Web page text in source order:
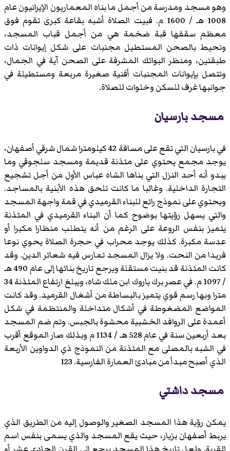
وهو مسجد ومدرسة من أجمل ما بناه المعماريون الإيرانيون عام
1008 هـ / 1600 م. فبيت الصلاة أشبه بقاعة كبرى تقوم فوق
معظم سقفها قبة ضخمة هي من أجمل قباب المسجد،
وتحيط بالصحن المستطيل مجنبات على شكل إيوانات ذات
طبقتين، ومنظر البوائك المشرفة على الصحن آية في الجمال،
وتتصل بإيوانات المجنبات أفنية صغيرة مربعة ومستطيلة في
جوانبها غرف للسكن وخلوات للصلاة.
مسجد بارسيان
في بارسيان التي تقع على مسافة 42 كيلومترا شمال شرقي أصفهان،
يوجد مجمع يحتوي على مئذنة قديمة ومسجد سلجوقي وما
يبدو أنه أحد النزل التي بناها الشاه عباس الأول من أجل تشجيع
التجارة الداخلية. وغالبا ما كانت تلحق هذه الأبنية بالمساجد.
ويحتوي على نموذج رائع للبناء القرميدي في قمة واجهة المسجد
والتي يسهل رؤيتها بوضوح كما أن البناء القرميدي في المئذنة
يتميز بنفس الروعة على الرغم من أنه يتطلب منظارا مكبرا أو
عدسة مكبرة. كذلك يوجد محراب في حجرة الصلاة يحوي نوعا
فريدا من النحت. ولا يزال المسجد تمارس فيه شعائر الدين. وقد
كانت المئذنة قد بنيت مستقلة ويرجع تاريخ بنائها إلى عام 490 هـ
/ 1097 م. في عصر برك ياروك ابن ملك شاه، ويبلغ ارتفاع المئذنة 34
مترا وبها رسم قوي يتميز بالبساطة من أشغال القرميد. وقد كانت
المواضع المضغوطة في أشكال متداخلة والمنتظمة في شكل
أعمدة على الروافد الخشبية محشوة بالجبس. وتم ضم المسجد
بعد أربعين سنة في عام 528 هـ / 1134 م وبذلك صار الموقع أقرب
في الشبه بالمصلى مع المئذنة من النموذج ذي الدواوين الأربعة
الذي أصبح مبدأ من مبادئ العمارة الفارسية. 123
مسجد داشتي
يمكن رؤية هذا المسجد الصغير والوصول إليه من الطريق الذي
يربط أصفهان بزيار، حيث يقع المسجد والذي يسمى بنفس اسم